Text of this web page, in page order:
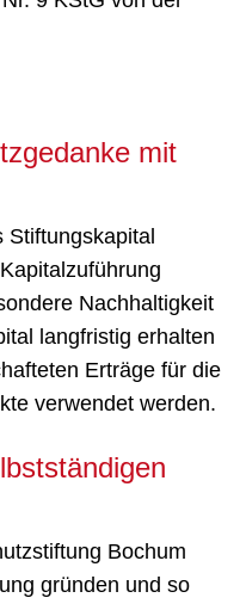
Angaben erhalten
Anschrift).
von 200 Euro
oder den
dem letzten
des Finanzamtes
5804/0784, vom
9 KStG von der
mit
Stiftungskapital